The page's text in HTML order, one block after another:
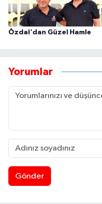
Özdal'dan Güzel Hamle
Yorumlar
Gönder